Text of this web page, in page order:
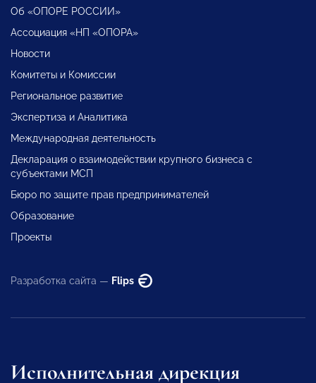
Об «ОПОРЕ РОССИИ»
Ассоциация «НП «ОПОРА»
Новости
Комитеты и Комиссии
Региональное развитие
Экспертиза и Аналитика
Международная деятельность
Декларация о взаимодействии крупного бизнеса с
субъектами МСП
Бюро по защите прав предпринимателей
Образование
Проекты
Разработка сайта — Flips
Исполнительная дирекция